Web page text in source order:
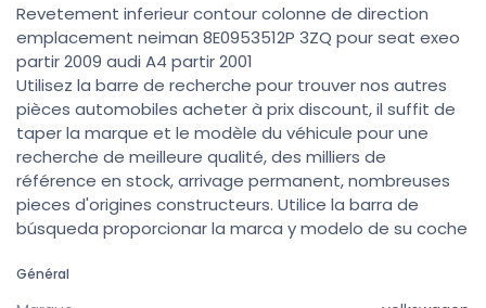
Revetement inferieur contour colonne de direction
emplacement neiman 8E0953512P 3ZQ pour seat exeo
partir 2009 audi A4 partir 2001
Utilisez la barre de recherche pour trouver nos autres
pièces automobiles acheter à prix discount, il suffit de
taper la marque et le modèle du véhicule pour une
recherche de meilleure qualité, des milliers de
référence en stock, arrivage permanent, nombreuses
pieces d'origines constructeurs. Utilice la barra de
búsqueda proporcionar la marca y modelo de su coche
Général